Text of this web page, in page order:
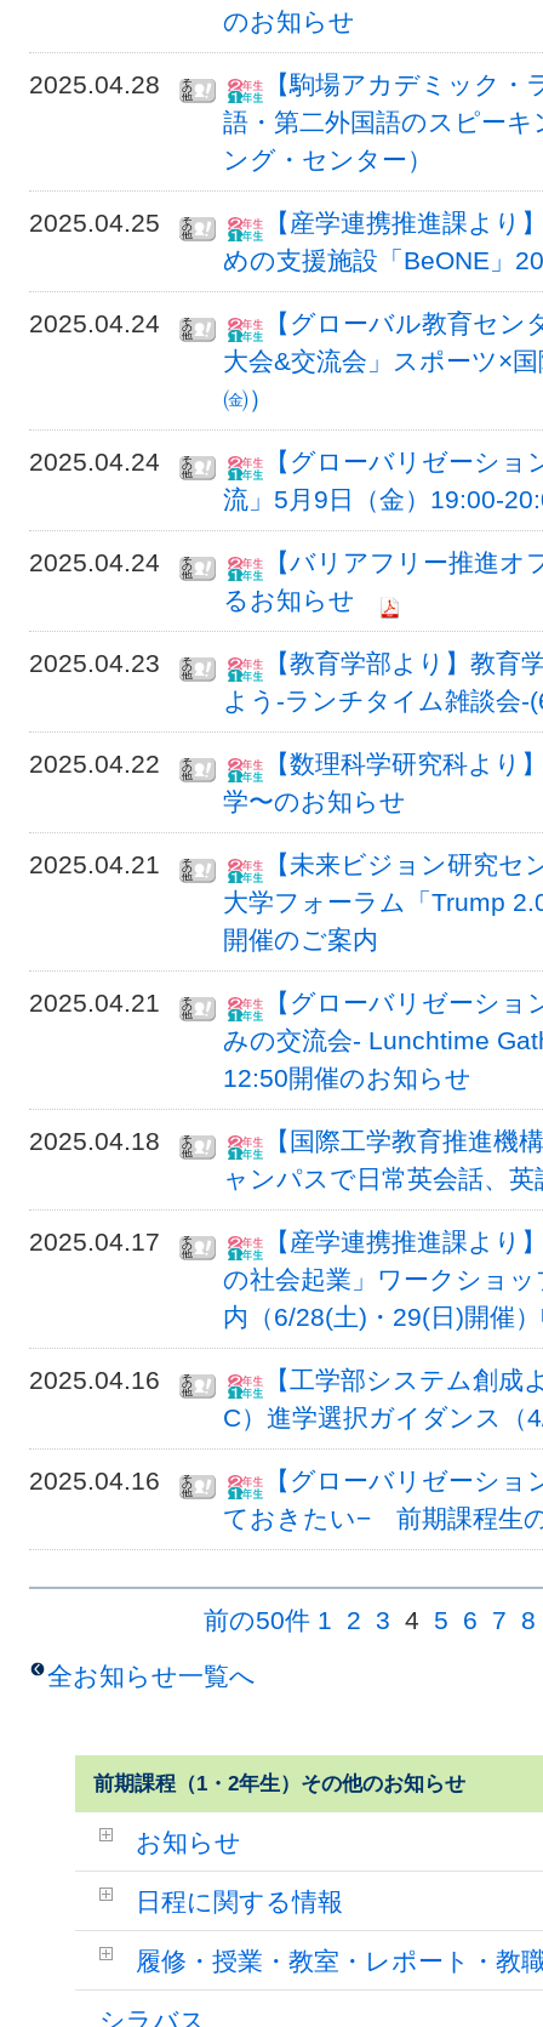
のお知らせ
2025.04.28
【駒場アカデミック
語・第二外国語のスピー
ング・センター）
2025.04.25
【産学連携推進課より
めの支援施設「BeONE」
2025.04.24
【グローバル教育セ
大会&交流会」スポーツ×
㈮）
2025.04.24
【グローバリゼーシ
流」5月9日（金）19:00-
2025.04.24
【バリアフリー推進
るお知らせ
2025.04.23
【教育学部より】教育
よう-ランチタイム雑談会-
2025.04.22
【数理科学研究科より
学〜のお知らせ
2025.04.21
【未来ビジョン研究セ
大学フォーラム「Trump
開催のご案内
2025.04.21
【グローバリゼーシ
みの交流会- Lunchtime
12:50開催のお知らせ
2025.04.18
【国際工学教育推進機
ャンパスで日常英会話、
2025.04.17
【産学連携推進課より
の社会起業」ワークショ
内（6/28(土)・29(日)開催
2025.04.16
【工学部システム創成
C）進学選択ガイダンス（
2025.04.16
【グローバリゼーシ
ておきたい− 前期課程生
前の50件 1 2 3 4 5 6 7
8
全お知らせ一覧へ
前期課程（1・2年生）その他のお知らせ
お知らせ
日程に関する情報
履修・授業・教室・レポート・教
シラバス